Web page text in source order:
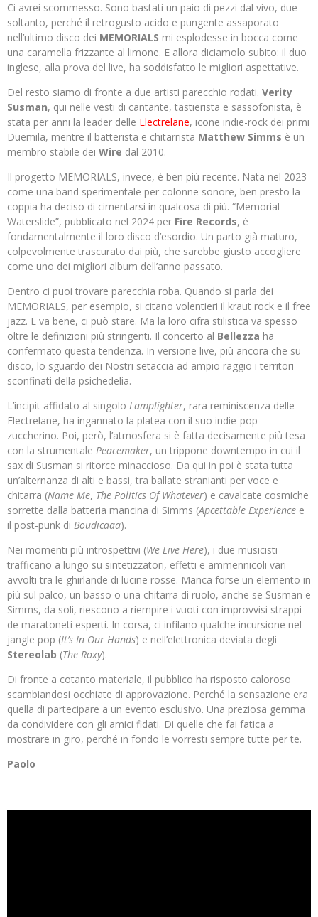
Ci avrei scommesso. Sono bastati un paio di pezzi dal vivo, due
soltanto, perché il retrogusto acido e pungente assaporato
nell’ultimo disco dei MEMORIALS mi esplodesse in bocca come
una caramella frizzante al limone. E allora diciamolo subito: il duo
inglese, alla prova del live, ha soddisfatto le migliori aspettative.
Del resto siamo di fronte a due artisti parecchio rodati. Verity
Susman, qui nelle vesti di cantante, tastierista e sassofonista, è
stata per anni la leader delle Electrelane, icone indie-rock dei primi
Duemila, mentre il batterista e chitarrista Matthew Simms è un
membro stabile dei Wire dal 2010.
Il progetto MEMORIALS, invece, è ben più recente. Nata nel 2023
come una band sperimentale per colonne sonore, ben presto la
coppia ha deciso di cimentarsi in qualcosa di più. “Memorial
Waterslide”, pubblicato nel 2024 per Fire Records, è
fondamentalmente il loro disco d’esordio. Un parto già maturo,
colpevolmente trascurato dai più, che sarebbe giusto accogliere
come uno dei migliori album dell’anno passato.
Dentro ci puoi trovare parecchia roba. Quando si parla dei
MEMORIALS, per esempio, si citano volentieri il kraut rock e il free
jazz. E va bene, ci può stare. Ma la loro cifra stilistica va spesso
oltre le definizioni più stringenti. Il concerto al Bellezza ha
confermato questa tendenza. In versione live, più ancora che su
disco, lo sguardo dei Nostri setaccia ad ampio raggio i territori
sconfinati della psichedelia.
L’incipit affidato al singolo Lamplighter, rara reminiscenza delle
Electrelane, ha ingannato la platea con il suo indie-pop
zuccherino. Poi, però, l’atmosfera si è fatta decisamente più tesa
con la strumentale Peacemaker, un trippone downtempo in cui il
sax di Susman si ritorce minaccioso. Da qui in poi è stata tutta
un’alternanza di alti e bassi, tra ballate stranianti per voce e
chitarra (Name Me, The Politics Of Whatever) e cavalcate cosmiche
sorrette dalla batteria mancina di Simms (Apcettable Experience e
il post-punk di Boudicaaa).
Nei momenti più introspettivi (We Live Here), i due musicisti
trafficano a lungo su sintetizzatori, effetti e ammennicoli vari
avvolti tra le ghirlande di lucine rosse. Manca forse un elemento in
più sul palco, un basso o una chitarra di ruolo, anche se Susman e
Simms, da soli, riescono a riempire i vuoti con improvvisi strappi
de maratoneti esperti. In corsa, ci infilano qualche incursione nel
jangle pop (It’s In Our Hands) e nell’elettronica deviata degli
Stereolab (The Roxy).
Di fronte a cotanto materiale, il pubblico ha risposto caloroso
scambiandosi occhiate di approvazione. Perché la sensazione era
quella di partecipare a un evento esclusivo. Una preziosa gemma
da condividere con gli amici fidati. Di quelle che fai fatica a
mostrare in giro, perché in fondo le vorresti sempre tutte per te.
Paolo